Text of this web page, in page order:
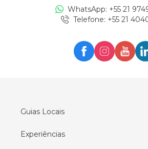
WhatsApp: +55 21
Telefone: +55 21
Guias Locais
Experiências